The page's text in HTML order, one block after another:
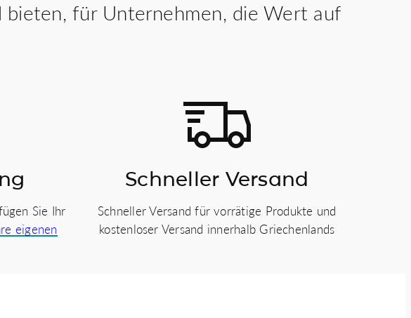
bieten, für Unternehmen, die Wert auf
Sie Ihr
eigenen
Schneller Versand
Schneller Versand für vorrätige Produkte und
kostenloser Versand innerhalb Griechenlands